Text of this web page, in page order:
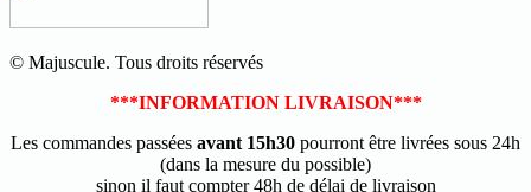
© Majuscule. Tous droits réservés
***INFORMATION LIVRAISON***
Les commandes passées avant 15h30 pourront être livrées sous 24h
(dans la mesure du possible)
sinon il faut compter 48h de délai de livraison